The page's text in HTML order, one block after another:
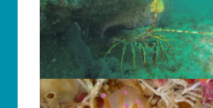
Niveau 1
Niveau 3